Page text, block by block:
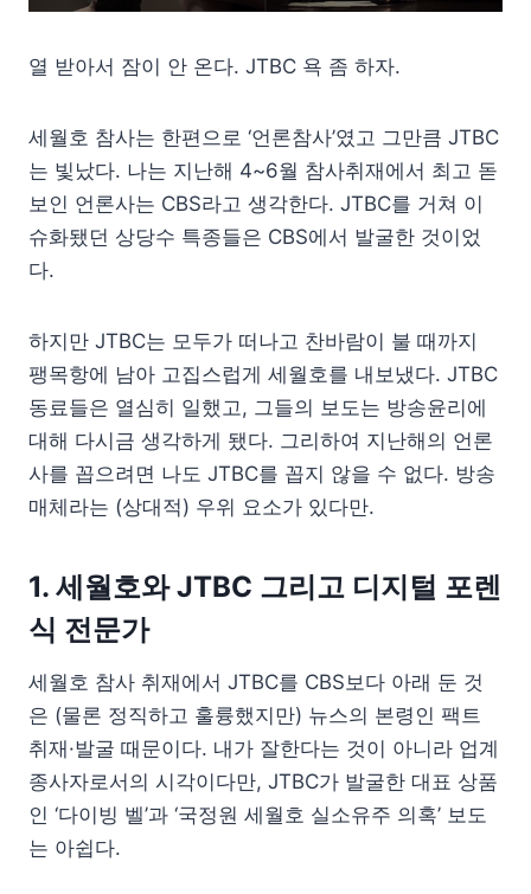
열 받아서 잠이 안 온다. JTBC 욕 좀 하자.
세월호 참사는 한편으로 ‘언론참사’였고 그만큼 JTBC
는 빛났다. 나는 지난해 4~6월 참사취재에서 최고 돋
보인 언론사는 CBS라고 생각한다. JTBC를 거쳐 이
슈화됐던 상당수 특종들은 CBS에서 발굴한 것이었
다.
하지만 JTBC는 모두가 떠나고 찬바람이 불 때까지
팽목항에 남아 고집스럽게 세월호를 내보냈다. JTBC
동료들은 열심히 일했고, 그들의 보도는 방송윤리에
대해 다시금 생각하게 됐다. 그리하여 지난해의 언론
사를 꼽으려면 나도 JTBC를 꼽지 않을 수 없다. 방송
매체라는 (상대적) 우위 요소가 있다만.
1. 세월호와 JTBC 그리고 디지털 포렌
식 전문가
세월호 참사 취재에서 JTBC를 CBS보다 아래 둔 것
은 (물론 정직하고 훌륭했지만) 뉴스의 본령인 팩트
취재·발굴 때문이다. 내가 잘한다는 것이 아니라 업계
종사자로서의 시각이다만, JTBC가 발굴한 대표 상품
인 ‘다이빙 벨’과 ‘국정원 세월호 실소유주 의혹’ 보도
는 아쉽다.